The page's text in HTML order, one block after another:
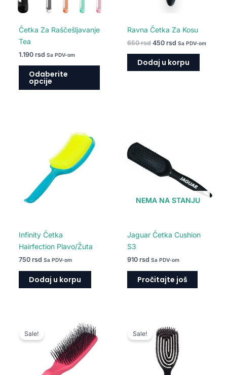
Četka Za Raščešljavanje
Tea
1.190 rsd Sa PDV-om
Odaberite
opcije
izabrane
Ravna Četka Za Kosu
650rsd 450 rsd Sa PDV-om
Dodaj u korpu
Infinity Četka
Hairfection Plavo/Žuta
750 rsd Sa PDV-om
Dodaj u korpu
NEMA NA STANJU
Jaguar Četka Cushion
S3
910 rsd Sa PDV-om
Pročitajte još
Sale!
890 rsd.
cena
je:
700 rsd.
Sale!
cena
je
bila:
650 rsd.
cena
je:
450 rsd.